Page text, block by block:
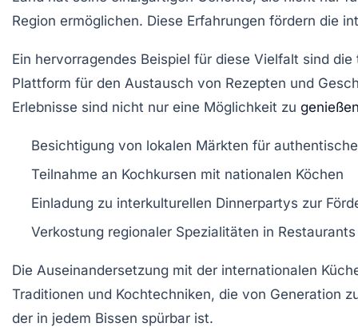
Region ermöglichen. Diese Erfahrungen fördern die
Ein hervorragendes Beispiel für diese Vielfalt sind
Plattform für den Austausch von Rezepten und
Erlebnisse sind nicht nur eine Möglichkeit zu
Besichtigung von lokalen Märkten für
Teilnahme an Kochkursen mit nationalen Köchen
Einladung zu interkulturellen Dinnerpartys zur
Verkostung regionaler Spezialitäten in Restaurants
Die Auseinandersetzung mit der internationalen
Traditionen und Kochtechniken, die von Generation
der in jedem Bissen spürbar ist.